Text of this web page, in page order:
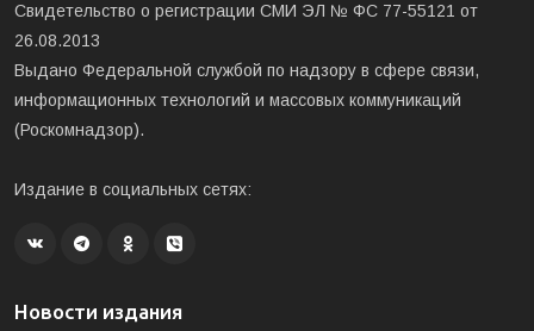
Свидетельство о регистрации СМИ ЭЛ № ФС 77-55121 от
26.08.2013
Выдано Федеральной службой по надзору в сфере связи,
информационных технологий и массовых коммуникаций
(Роскомнадзор).
Издание в социальных сетях:
Новости издания